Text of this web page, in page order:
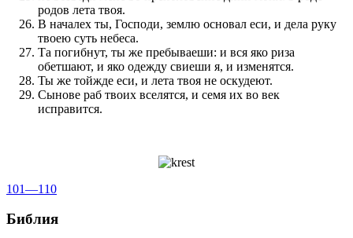
родов лета твоя.
В началех ты, Господи, землю основал еси, и дела руку
твоею суть небеса.
Та погибнут, ты же пребываеши: и вся яко риза
обетшают, и яко одежду свиеши я, и изменятся.
Ты же тойжде еси, и лета твоя не оскудеют.
Сынове раб твоих вселятся, и семя их во век
исправится.
101—110
Библия